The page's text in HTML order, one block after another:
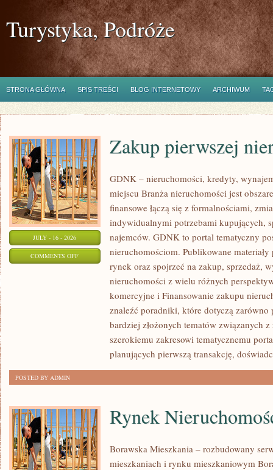
Turystyka, Podróże
STRONA GŁÓWNA SPIS TREŚCI BLOG INTERNETOWY ARCHIWUM
JULY - 16 - 2026
COMMENTS OFFON
PIERWSZEJ
NIERUCHOMOŚCI
Zakup pierwszej
GDNK – nieruchomości, kredyty,
miejscu Branża nieruchomości jest
finansowe łączą się z formalnościami,
indywidualnymi potrzebami kupujących,
najemców. GDNK to portal tematyczny
nieruchomościom. Publikowane
rynek oraz spojrzeć na zakup, sprzedaż,
nieruchomości z wielu różnych
komercyjne i Finansowanie zakupu
znaleźć poradniki, które dotyczą
bardziej złożonych tematów związanych
szerokiemu zakresowi tematycznemu
planujących pierwszą transakcję,
POSTED BY ADMIN
Rynek
Borawska Mieszkania – rozbudowany
mieszkaniach i rynku mieszkaniowym